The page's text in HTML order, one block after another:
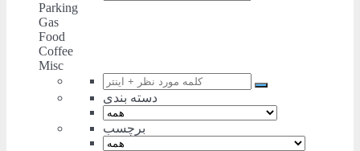
Parking
Gas
Food
Coffee
Misc
دسته بندی
برچسب